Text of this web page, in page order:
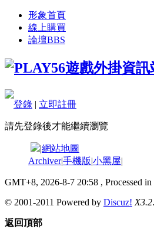
形象首頁
線上購買
論壇BBS
登錄 | 立即註冊
請先登錄後才能繼續瀏覽
|網站地圖
Archiver|手機版|小黑屋|
GMT+8, 2026-8-7 20:58 , Processed
© 2001-2011 Powered by Discuz! X3.2
返回頂部